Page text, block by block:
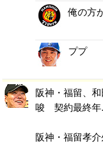
俺の方
ププ
阪神・福留、
唆 契約最終年
阪神・福留孝